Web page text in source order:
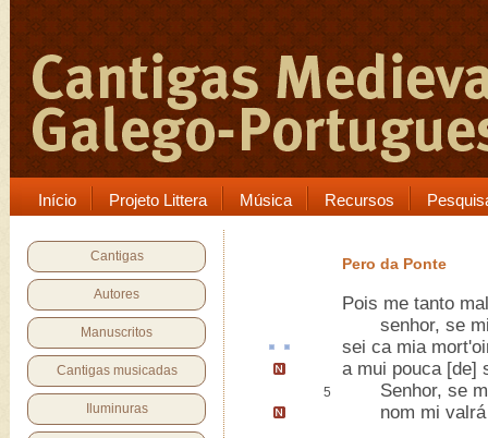
Início Projeto Littera Música Recursos
Cantigas
Autores
Manuscritos
Cantigas musicadas
Iluminuras
Pero da Ponte
Pois me tanto
senhor, se mi
sei ca mia mort'
a mui pouca [de]
5
Senhor, se mi
nom mi